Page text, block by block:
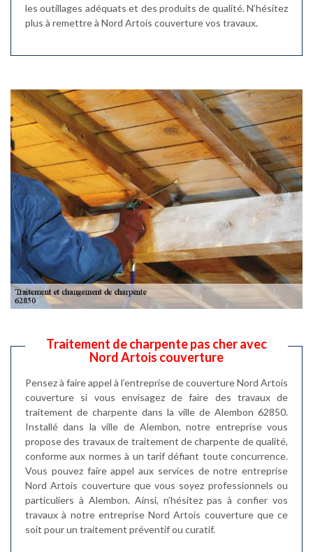
les outillages adéquats et des produits de qualité. N’hésitez
plus à remettre à Nord Artois couverture vos travaux.
Traitement de charpente pas cher avec
Nord Artois couverture
Pensez à faire appel à l’entreprise de couverture Nord Artois
couverture si vous envisagez de faire des travaux de
traitement de charpente dans la ville de Alembon 62850.
Installé dans la ville de Alembon, notre entreprise vous
propose des travaux de traitement de charpente de qualité,
conforme aux normes à un tarif défiant toute concurrence.
Vous pouvez faire appel aux services de notre entreprise
Nord Artois couverture que vous soyez professionnels ou
particuliers à Alembon. Ainsi, n’hésitez pas à confier vos
travaux à notre entreprise Nord Artois couverture que ce
soit pour un traitement préventif ou curatif.